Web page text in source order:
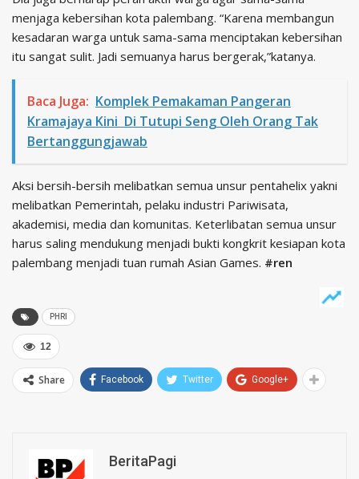
menjaga kebersihan kota palembang. “Karena membangun
kesadaran warga untuk sama-sama menciptakan kebersihan
itu sangat sulit. Jadi semuanya harus bergerak,”katanya.
Baca Juga: Komplek Pemakaman Pangeran
Kramajaya Kini Di Tutupi Seng Oleh Orang Tak
Bertanggungjawab
Aksi bersih-bersih melibatkan semua unsur pentahelix yakni
melibatkan Pemerintah, pelaku industri Pariwisata,
akademisi, media dan komunitas. Keterlibatan semua unsur
harus saling mendukung menjadi bukti kongkrit kesiapan kota
palembang menjadi tuan rumah Asian Games. #ren
PHRI
12
Share Facebook Twitter Google+
BeritaPagi